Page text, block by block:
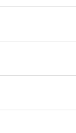
O
T